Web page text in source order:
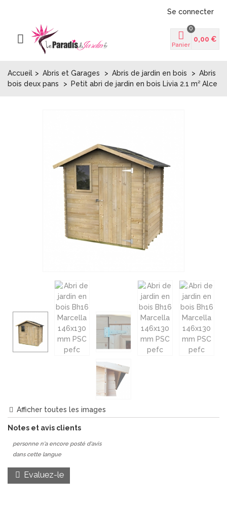
Se connecter
Panier
0
0,00 €
Accueil > Abris et Garages > Abris de jardin en bois > Abris
bois deux pans
> Petit abri de jardin en bois Livia 2.1 m² Alce
Afficher toutes les images
Notes et avis clients
personne n'a encore posté d'avis
dans cette langue
Evaluez-le